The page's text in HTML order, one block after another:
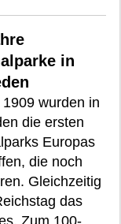
in
wurden in
die ersten
Europas
die noch
Gleichzeitig
das
Zum 100-